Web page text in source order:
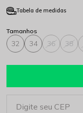
Tabela de medidas
32 34 36 38